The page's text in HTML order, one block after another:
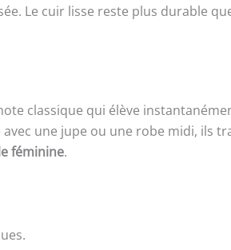
Le cuir lisse reste plus durable
classique qui élève
une jupe ou une robe midi, ils
féminine.